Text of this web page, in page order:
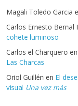
Magali Toledo Garcia
Carlos Ernesto Bernal
cohete luminoso
Carlos el Charquero en
Las Charcas
Oriol Guillén en El
visual Una vez más